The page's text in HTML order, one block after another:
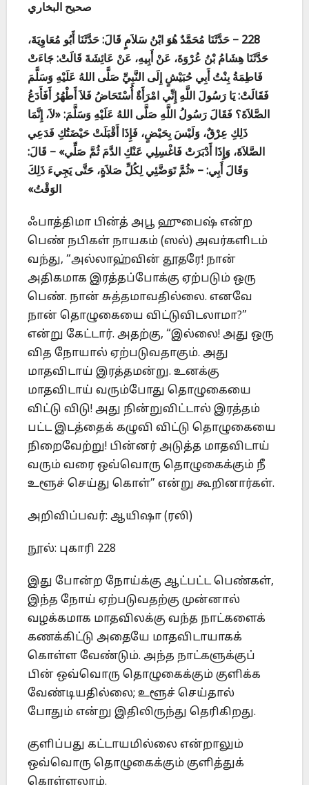
صحيح البخاري
228 – حَدَّثَنَا مُحَمَّدٌ هُوَ ابْنُ سَلاَمٍ قَالَ: حَدَّثَنَا أَبُو مُعَاوِيَةَ،
حَدَّثَنَا هِشَامُ بْنُ عُرْوَةَ، عَنْ أَبِيهِ، عَنْ عَائِشَةَ قَالَتْ: جَاءَتْ
فَاطِمَةُ بِنْتُ أَبِي حُبَيْشٍ إِلَى النَّبِيِّ صَلَّى اللهُ عَلَيْهِ وَسَلَّمَ
فَقَالَتْ: يَا رَسُولَ اللَّهِ إِنِّي امْرَأَةٌ أُسْتَحَاضُ فَلاَ أَطْهُرُ أَفَأَدَعُ
الصَّلاَةَ؟ فَقَالَ رَسُولُ اللَّهِ صَلَّى اللهُ عَلَيْهِ وَسَلَّمَ: «لاَ، إِنَّمَا
ذَلِكِ عِرْقٌ، وَلَيْسَ بِحَيْضٍ، فَإِذَا أَقْبَلَتْ حَيْضَتُكِ فَدَعِي
الصَّلاَةَ، وَإِذَا أَدْبَرَتْ فَاغْسِلِي عَنْكِ الدَّمَ ثُمَّ صَلِّي» – قَالَ:
وَقَالَ أَبِي: – «ثُمَّ تَوَضَّئِي لِكُلِّ صَلاَةٍ، حَتَّى يَجِيءَ ذَلِكَ
الوَقْتُ»
ஃபாத்திமா பின்த் அபூ ஹுபைஷ் என்ற
பெண் நபிகள் நாயகம் (ஸல்) அவர்களிடம்
வந்து, “அல்லாஹ்வின் தூதரே! நான்
அதிகமாக இரத்தப்போக்கு ஏற்படும் ஒரு
பெண். நான் சுத்தமாவதில்லை. எனவே
நான் தொழுகையை விட்டுவிடலாமா?”
என்று கேட்டார். அதற்கு, “இல்லை! அது ஒரு
வித நோயால் ஏற்படுவதாகும். அது
மாதவிடாய் இரத்தமன்று. உனக்கு
மாதவிடாய் வரும்போது தொழுகையை
விட்டு விடு! அது நின்றுவிட்டால் இரத்தம்
பட்ட இடத்தைக் கழுவி விட்டு தொழுகையை
நிறைவேற்று! பின்னர் அடுத்த மாதவிடாய்
வரும் வரை ஒவ்வொரு தொழுகைக்கும் நீ
உளூச் செய்து கொள்” என்று கூறினார்கள்.
அறிவிப்பவர்: ஆயிஷா (ரலி)
நூல்: புகாரி 228
இது போன்ற நோய்க்கு ஆட்பட்ட பெண்கள்,
இந்த நோய் ஏற்படுவதற்கு முன்னால்
வழக்கமாக மாதவிலக்கு வந்த நாட்களைக்
கணக்கிட்டு அதையே மாதவிடாயாகக்
கொள்ள வேண்டும். அந்த நாட்களுக்குப்
பின் ஒவ்வொரு தொழுகைக்கும் குளிக்க
வேண்டியதில்லை; உளூச் செய்தால்
போதும் என்று இதிலிருந்து தெரிகிறது.
குளிப்பது கட்டாயமில்லை என்றாலும்
ஒவ்வொரு தொழுகைக்கும் குளித்துக்
கொள்ளலாம்.